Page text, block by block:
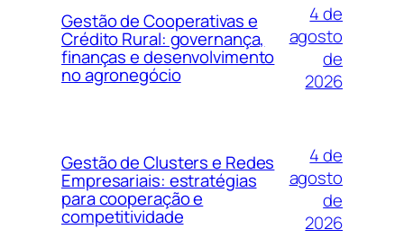
Gestão de Cooperativas e
Crédito Rural: governança,
finanças e desenvolvimento
no agronegócio
4 de
agosto
de
2026
Gestão de Clusters e Redes
Empresariais: estratégias
para cooperação e
competitividade
4 de
agosto
de
2026